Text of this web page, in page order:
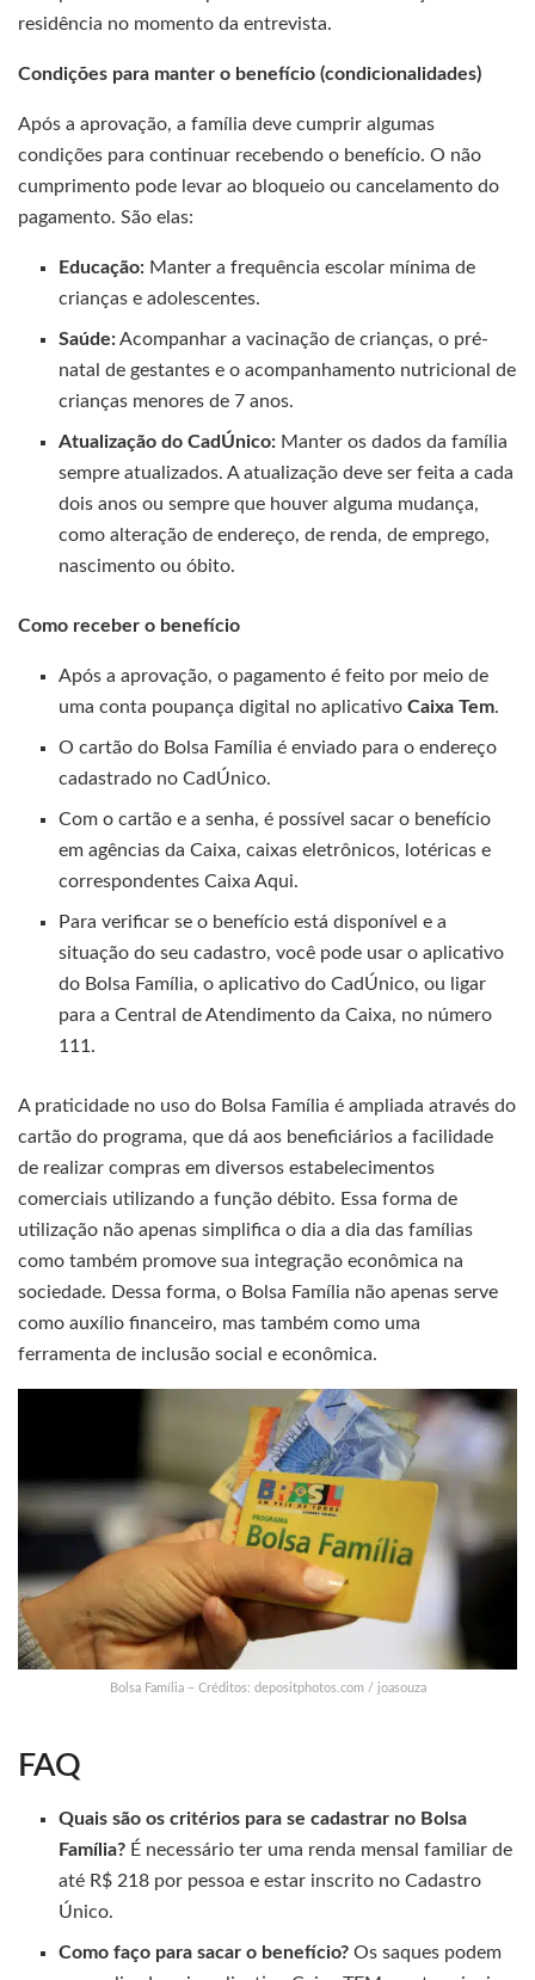
residência no momento da entrevista.
Condições para manter o benefício (condicionalidades)
Após a aprovação, a família deve cumprir algumas
condições para continuar recebendo o benefício. O não
cumprimento pode levar ao bloqueio ou cancelamento do
pagamento. São elas:
Educação: Manter a frequência escolar mínima de
crianças e adolescentes.
Saúde:Acompanhar a vacinação de crianças, o pré-
natal de gestantes e o acompanhamento nutricional de
crianças menores de 7 anos.
Atualização do CadÚnico: Manter os dados da família
sempre atualizados. A atualização deve ser feita a cada
dois anos ou sempre que houver alguma mudança,
como alteração de endereço, de renda, de emprego,
nascimento ou óbito.
Como receber o benefício
Após a aprovação, o pagamento é feito por meio de
uma conta poupança digital no aplicativoCaixa Tem.
O cartão do Bolsa Família é enviado para o endereço
cadastrado no CadÚnico.
Com o cartão e a senha, é possível sacar o benefício
em agências da Caixa, caixas eletrônicos, lotéricas e
correspondentes Caixa Aqui.
Para verificar se o benefício está disponível e a
situação do seu cadastro, você pode usar o aplicativo
do Bolsa Família, o aplicativo do CadÚnico, ou ligar
para a Central de Atendimento da Caixa, no número
111.
A praticidade no uso do Bolsa Família é ampliada através do
cartão do programa, que dá aos beneficiários a facilidade
de realizar compras em diversos estabelecimentos
comerciais utilizando a função débito. Essa forma de
utilização não apenas simplifica o dia a dia das famílias
como também promove sua integração econômica na
sociedade. Dessa forma, o Bolsa Família não apenas serve
como auxílio financeiro, mas também como uma
ferramenta de inclusão social e econômica.
Bolsa Família – Créditos: depositphotos.com / joasouza
FAQ
Quais são os critérios para se cadastrar no Bolsa
Família? É necessário ter uma renda mensal familiar de
até R$ 218 por pessoa e estar inscrito no Cadastro
Único.
Como faço para sacar o benefício? Os saques podem